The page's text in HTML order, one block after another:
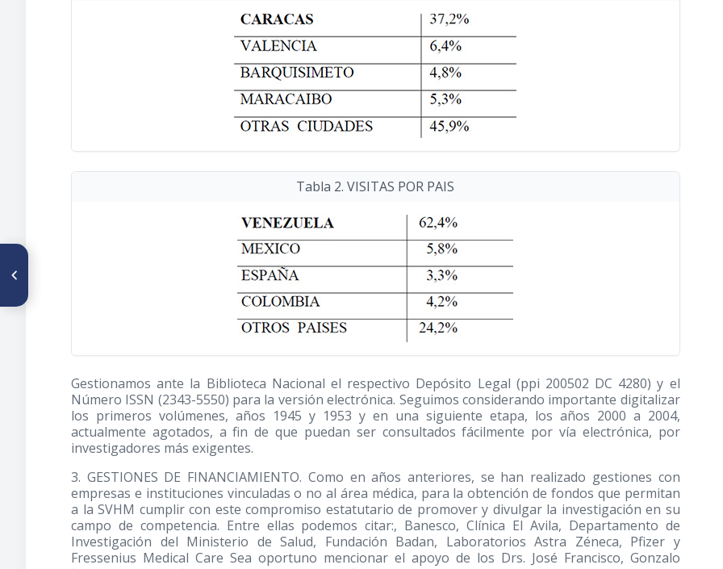
Tabla 2. VISITAS POR PAIS
Gestionamos ante la Biblioteca Nacional el respectivo Depósito Legal (ppi 200502 DC 4280) y el
Número ISSN (2343-5550) para la versión electrónica. Seguimos considerando importante digitalizar
los primeros volúmenes, años 1945 y 1953 y en una siguiente etapa, los años 2000 a 2004,
actualmente agotados, a fin de que puedan ser consultados fácilmente por vía electrónica, por
investigadores más exigentes.
3. GESTIONES DE FINANCIAMIENTO. Como en años anteriores, se han realizado gestiones con
empresas e instituciones vinculadas o no al área médica, para la obtención de fondos que permitan
a la SVHM cumplir con este compromiso estatutario de promover y divulgar la investigación en su
campo de competencia. Entre ellas podemos citar:, Banesco, Clínica El Avila, Departamento de
Investigación del Ministerio de Salud, Fundación Badan, Laboratorios Astra Zéneca, Pfizer y
Fressenius Medical Care Sea oportuno mencionar el apoyo de los Drs. José Francisco, Gonzalo